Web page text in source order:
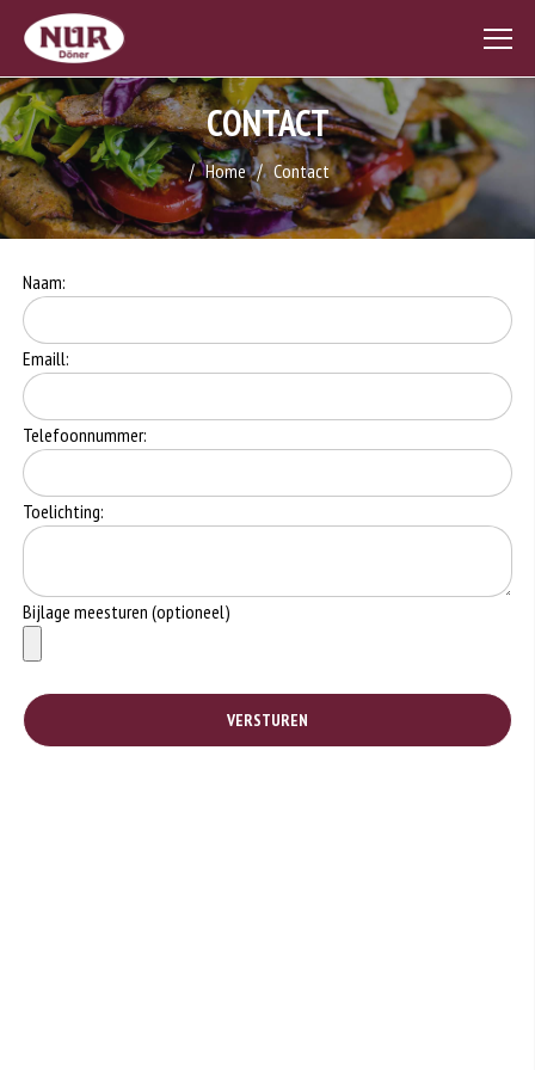
CONTACT
Home Contact
Naam:
Emaill:
Telefoonnummer:
Toelichting:
Bijlage meesturen (optioneel)